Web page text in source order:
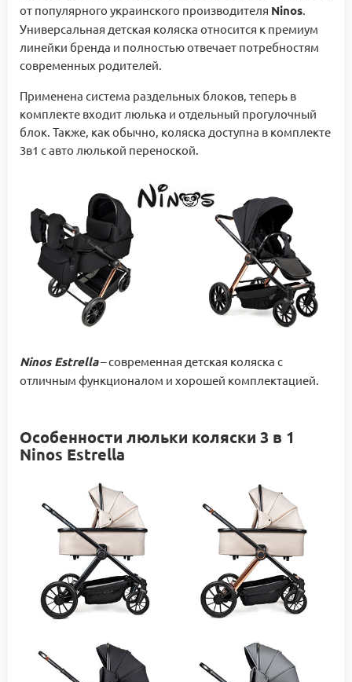
от популярного украинского производителя Ninos
Универсальная детская коляска относится к премиум
линейки бренда и полностью отвечает потребностям
современных родителей.
Применена система раздельных блоков, теперь в
комплекте входит люлька и отдельный прогулочный
блок. Также, как обычно, коляска доступна в комплекте
3в1 с авто люлькой переноской.
Ninos Estrella– современная детская коляска с
отличным функционалом и хорошей комплектацией.
Особенности люльки коляски 3 в 1
Ninos Estrella